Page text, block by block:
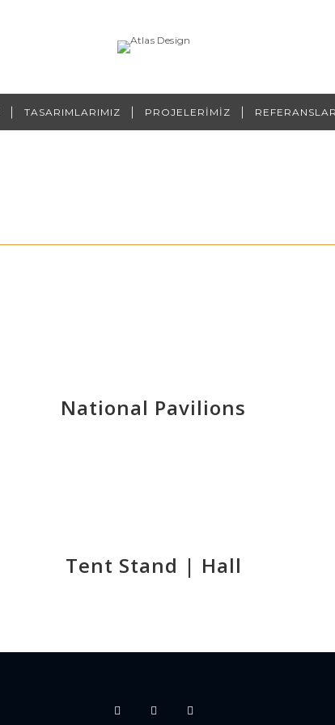
TASARIMLARIMIZ PROJELERİMİZ
National Pavilions
Tent Stand | Hall